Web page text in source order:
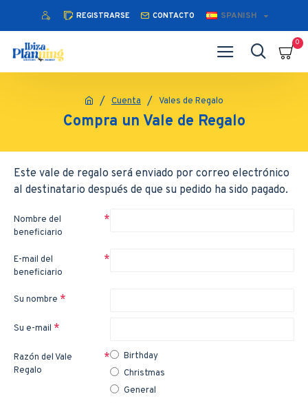
REGISTRARSE CONTACTO SPANISH
0
Cuenta Vales de Regalo
Compra un Vale de Regalo
Este vale de regalo será enviado por correo electrónico
al destinatario después de que su pedido ha sido pagado.
Nombre del
beneficiario
E-mail del
beneficiario
Su nombre
Su e-mail
Razón del Vale
Regalo
Birthday
Christmas
General